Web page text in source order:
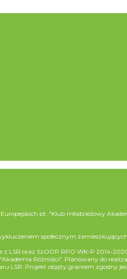
pt. "Klub młodzieżowy
społecznym
oraz SzOOP RPO WK-P 2014-
Różności". Planowany do
LSR. Projekt objęty grantem